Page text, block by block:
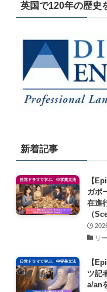
英国で120年の歴史
新着記事
【
ガポ
在進
（
リ
【
ツ記
a/an